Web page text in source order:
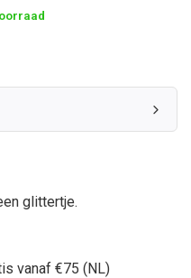
glittertje.
vanaf €75 (NL)